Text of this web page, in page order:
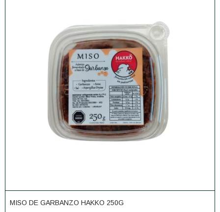
MISO DE GARBANZO HAKKO 250G